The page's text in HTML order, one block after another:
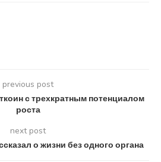
previous post
с трехкратным потенциалом
роста
next post
о жизни без одного органа